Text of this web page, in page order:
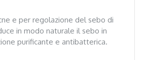
e per regolazione del sebo di
in modo naturale il sebo in
purificante e antibatterica.